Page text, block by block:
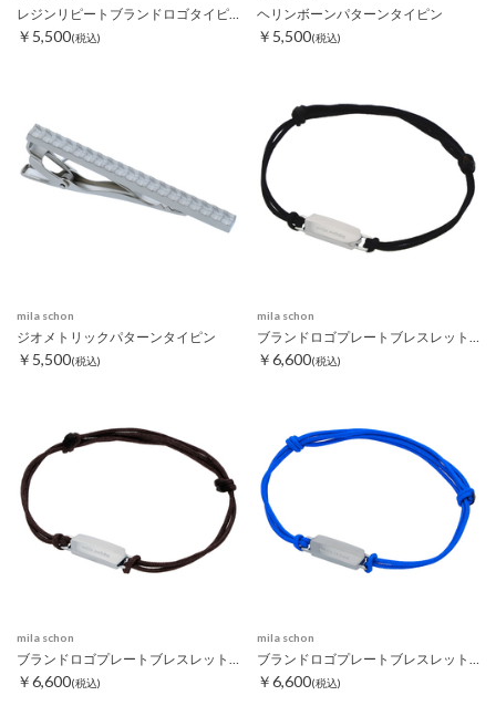
レジンリピートブランドロゴタイピン ブラック
￥5,500(税込)
ヘリンボーンパターンタイピン
￥5,500(税込)
mila schon
ジオメトリックパターンタイピン
￥5,500(税込)
mila schon
￥6,600(税込)
mila schon
ブランドロゴプレートブレスレット ダークブラウン
￥6,600(税込)
mila schon
ブランドロゴプレートブレスレット ブルー
￥6,600(税込)